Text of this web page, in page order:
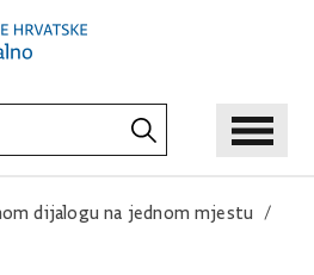
dijalogu na jednom mjestu